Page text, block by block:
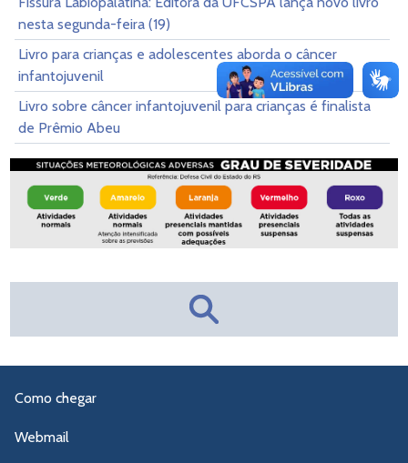
nesta segunda-feira (19)
Livro para crianças e adolescentes aborda o câncer
infantojuvenil
Livro sobre câncer infantojuvenil para crianças é finalista
de Prêmio Abeu
Como chegar
Webmail